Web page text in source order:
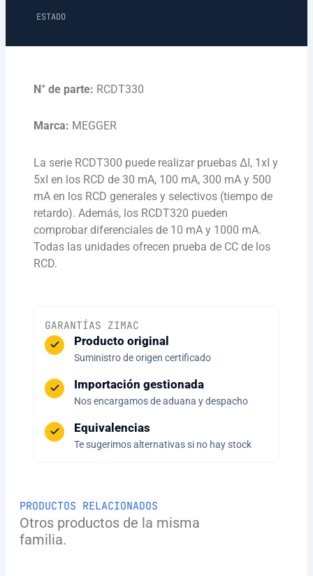
ESTADO
N° de parte: RCDT330
Marca: MEGGER
La serie RCDT300 puede realizar pruebas ΔI, 1xI y
5xI en los RCD de 30 mA, 100 mA, 300 mA y 500
mA en los RCD generales y selectivos (tiempo de
retardo). Además, los RCDT320 pueden
comprobar diferenciales de 10 mA y 1000 mA.
Todas las unidades ofrecen prueba de CC de los
RCD.
GARANTÍAS ZIMAC
Producto original
Suministro de origen certificado
Importación gestionada
Nos encargamos de aduana y despacho
Equivalencias
Te sugerimos alternativas si no hay stock
PRODUCTOS RELACIONADOS
Otros productos de la misma
familia.